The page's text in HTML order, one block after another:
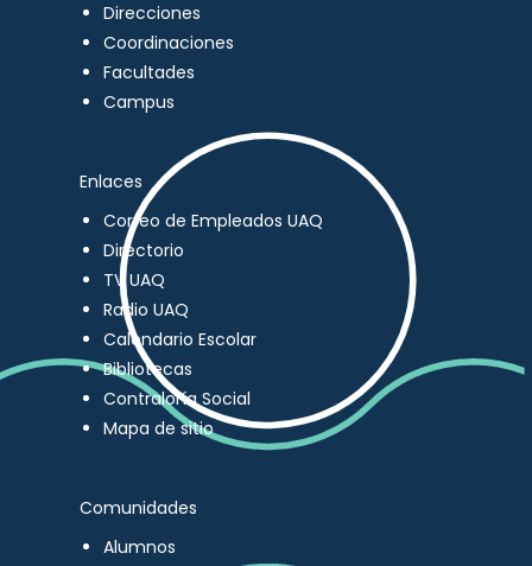
Direcciones
Coordinaciones
Facultades
Campus
Enlaces
Correo de Empleados UAQ
Directorio
TV UAQ
Radio UAQ
Calendario Escolar
Bibliotecas
Contraloría Social
Mapa de sitio
Comunidades
Alumnos